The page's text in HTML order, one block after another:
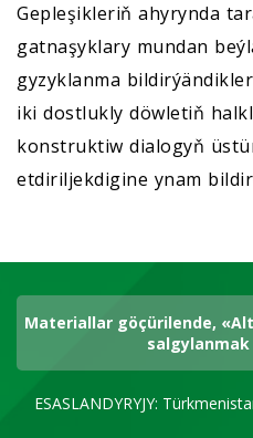
Gepleşikleriň ahyrynda
gatnaşyklary mundan
gyzyklanma
iki dostlukly döwletiň
konstruktiw dialogyň
etdiriljekdigine ynam
Materiallar göçürilende,
ESASLANDYRYJY: